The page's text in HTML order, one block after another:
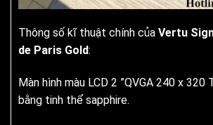
Thông số kĩ thuật chính của Vertu
de Paris Gold:
Màn hình màu LCD 2 ”QVGA 240 x
bằng tinh thể sapphire.